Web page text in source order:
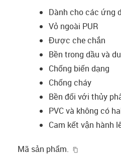
Dành cho các ứng
Vỏ ngoài PUR
Được che chắn
Bền trong dầu và
Chống biến dạng
Chống cháy
Bền đối với thủy
PVC và không có
Cam kết vận hành
Mã sản phẩm.